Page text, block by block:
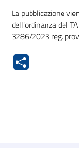
La pubblicazione
dell'ordinanza del
3286/2023 reg.